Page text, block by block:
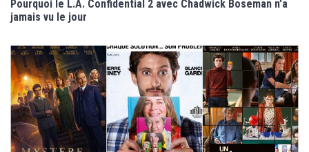
Pourquoi le L.A. Confidential 2 avec Chadwick Boseman n’a
jamais vu le jour